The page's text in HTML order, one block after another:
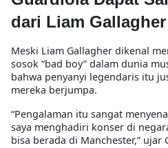
dari Liam Gallagher
Meski Liam Gallagher dikenal
sosok “bad boy” dalam dunia
bahwa penyanyi legendaris itu
mereka berjumpa.
“Pengalaman itu sangat
saya menghadiri konser di
bisa berada di Manchester,” ujar